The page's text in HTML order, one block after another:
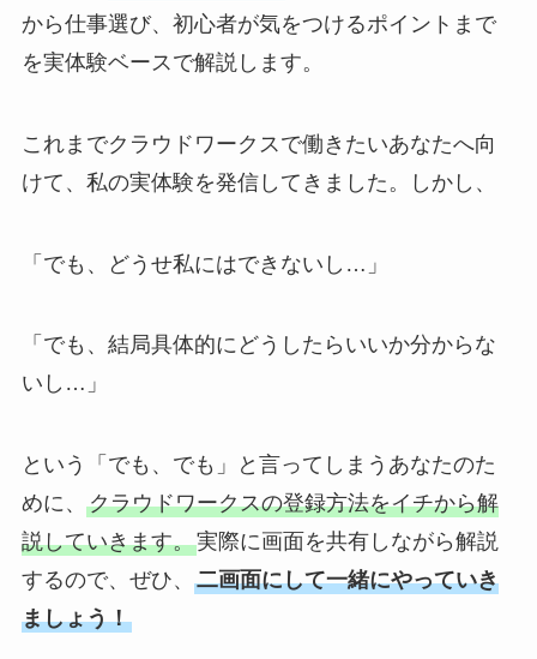
から仕事選び、初心者が気をつけるポイントまで
を実体験ベースで解説します。
これまでクラウドワークスで働きたいあなたへ向
けて、私の実体験を発信してきました。しかし、
「でも、どうせ私にはできないし…」
「でも、結局具体的にどうしたらいいか分からな
いし…」
という「でも、でも」と言ってしまうあなたのた
めに、 クラウドワークスの登録方法をイチから解
説していきます。実際に画面を共有しながら解説
するので、ぜひ、 二画面にして一緒にやっていき
ましょう！